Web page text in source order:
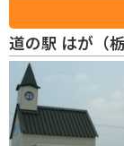
とエッフェル塔、ピサの斜
遺産が見れるのがと
の撮り方を工夫すれ
道の駅 はが（栃